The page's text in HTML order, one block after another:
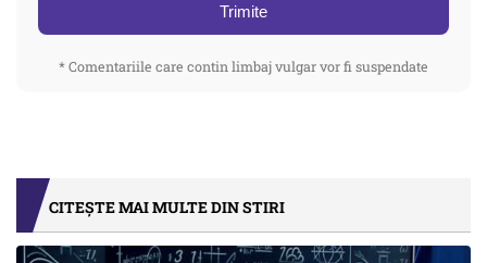
Trimite
* Comentariile care contin limbaj vulgar vor fi suspendate
CITEȘTE MAI MULTE DIN STIRI